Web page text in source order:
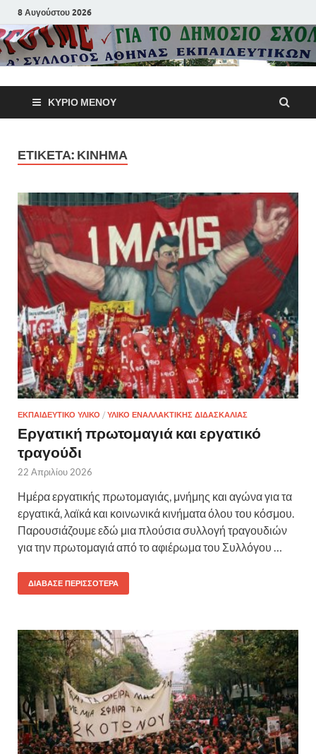
8 Αυγούστου 2026
Α΄
Αθηνών
Π.Ε.
ΚΎΡΙΟ ΜΕΝΟΎ
ΕΤΙΚΈΤΑ: ΚΊΝΗΜΑ
ΕΚΠΑΙΔΕΥΤΙΚΌ ΥΛΙΚΌ / ΥΛΙΚΌ ΕΝΑΛΛΑΚΤΙΚΉΣ ΔΙΔΑΣΚΑΛΊΑΣ
Εργατική πρωτομαγιά και εργατικό
τραγούδι
22 Απριλίου 2026
Ημέρα εργατικής πρωτομαγιάς, μνήμης και αγώνα για τα
εργατικά, λαϊκά και κοινωνικά κινήματα όλου του κόσμου.
Παρουσιάζουμε εδώ μια πλούσια συλλογή τραγουδιών
για την πρωτομαγιά από το αφιέρωμα του Συλλόγου …
ΔΙΆΒΑΣΕ ΠΕΡΙΣΣΌΤΕΡΑ